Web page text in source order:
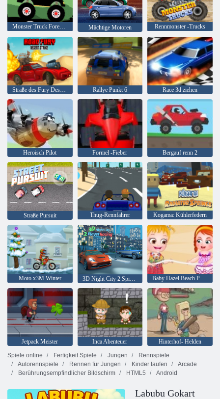
Monster Truck Forest-Lieferung Mächtige Motoren Rennmonster -Trucks
Straße des Fury Desert Strike Rallye Punkt 6 Race 3d ziehen
Heroisch Pilot Formel -Fieber Bergauf renn 2
Straße Pursuit Thug-Rennfahrer Kogama: Kühlerfedern
Moto x3M Winter 3D Night City 2 Spielerrennen Baby Hazel Beach Party
Jetpack Meister Inca Abenteuer
Hinterhof- Helden
Spiele online
Fertigkeit Spiele Jungen
Rennspiele
Autorennspiele
Rennen für Jungen Kinder laufen
Arcade
Berührungsempfindlicher Bildschirm
HTML5 Android
Labubu Gokart